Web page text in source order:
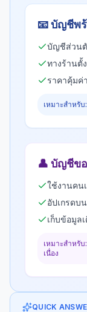
📧บัญชีพ
บัญชีส่วนตั
ทางร้านตั้
ราคาคุ้มค่
เหมาะสำหรั
👤 บัญชีข
ใช้งานคน
อัปเกรดบ
เก็บข้อมูล
เหมาะสำหรั
เนื่อง
QUICK